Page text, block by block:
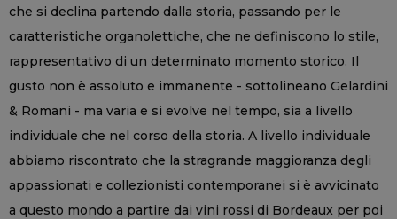
che si declina partendo dalla storia, passando per le
caratteristiche organolettiche, che ne definiscono lo stile,
rappresentativo di un determinato momento storico. Il
gusto non è assoluto e immanente - sottolineano Gelardini
& Romani - ma varia e si evolve nel tempo, sia a livello
individuale che nel corso della storia. A livello individuale
abbiamo riscontrato che la stragrande maggioranza degli
appassionati e collezionisti contemporanei si è avvicinato
a questo mondo a partire dai vini rossi di Bordeaux per poi